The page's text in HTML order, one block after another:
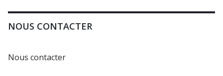
NOUS CONTACTER
Nous contacter